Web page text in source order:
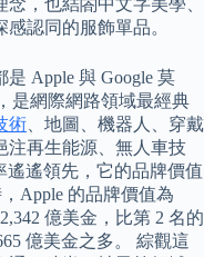
，也結閤中文字美學、
認同的服飾單品。
Apple 與 Google 莫
是網際網路領域最經典
術 、地圖、機器人、穿戴
注再生能源、無人車技
遙遙領先，它的品牌價值
Apple 的品牌價值為
億美金，比第 2 名的
億美金之多。 綜觀這